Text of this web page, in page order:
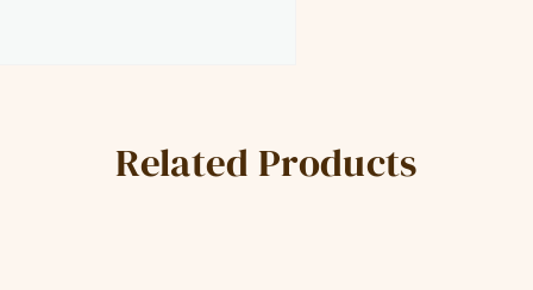
Related Products